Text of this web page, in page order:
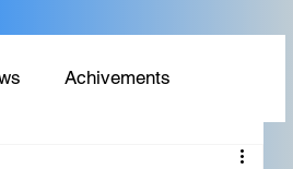
Achivements